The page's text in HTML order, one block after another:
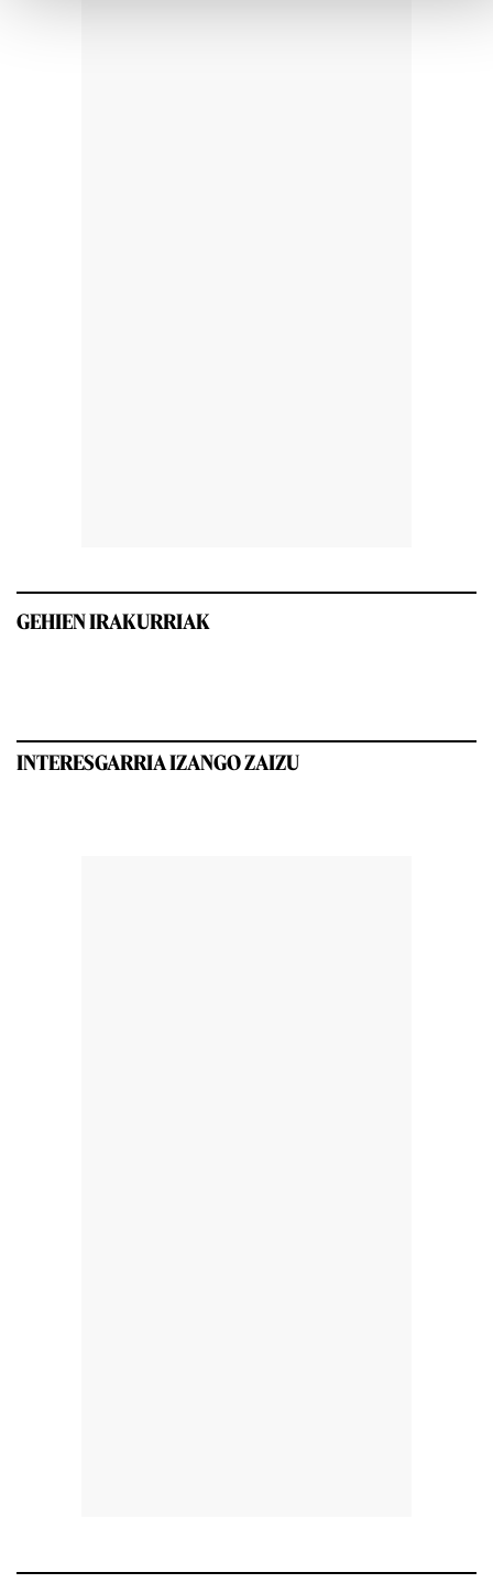
GEHIEN IRAKURRIAK
INTERESGARRIA IZANGO ZAIZU